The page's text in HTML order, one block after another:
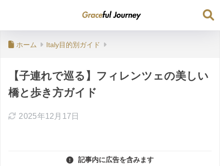
ホーム Italy目的別ガイド
【子連れで巡る】フィレンツェの美しい
橋と歩き方ガイド
2025年12月17日
記事内に広告を含みます